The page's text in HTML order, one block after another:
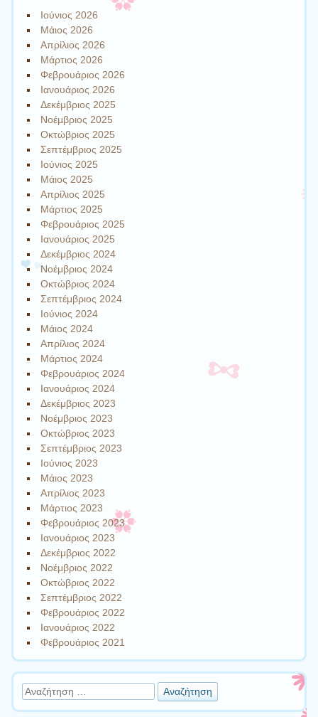
Ιούνιος 2026
Μάιος 2026
Απρίλιος 2026
Μάρτιος 2026
Φεβρουάριος 2026
Ιανουάριος 2026
Δεκέμβριος 2025
Νοέμβριος 2025
Οκτώβριος 2025
Σεπτέμβριος 2025
Ιούνιος 2025
Μάιος 2025
Απρίλιος 2025
Μάρτιος 2025
Φεβρουάριος 2025
Ιανουάριος 2025
Δεκέμβριος 2024
Νοέμβριος 2024
Οκτώβριος 2024
Σεπτέμβριος 2024
Ιούνιος 2024
Μάιος 2024
Απρίλιος 2024
Μάρτιος 2024
Φεβρουάριος 2024
Ιανουάριος 2024
Δεκέμβριος 2023
Νοέμβριος 2023
Οκτώβριος 2023
Σεπτέμβριος 2023
Ιούνιος 2023
Μάιος 2023
Απρίλιος 2023
Μάρτιος 2023
Φεβρουάριος 2023
Ιανουάριος 2023
Δεκέμβριος 2022
Νοέμβριος 2022
Οκτώβριος 2022
Σεπτέμβριος 2022
Φεβρουάριος 2022
Ιανουάριος 2022
Φεβρουάριος 2021
Αναζήτηση